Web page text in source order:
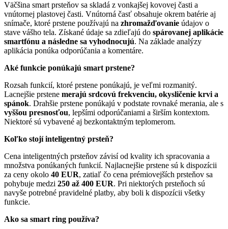
Väčšina smart prsteňov sa skladá z vonkajšej kovovej časti a
vnútornej plastovej časti. Vnútorná časť obsahuje okrem batérie aj
snímače, ktoré prstene používajú na zhromažďovanie údajov o
stave vášho tela. Získané údaje sa zdieľajú do spárovanej aplikácie
smartfónu a následne sa vyhodnocujú. Na základe analýzy
aplikácia ponúka odporúčania a komentáre.
Aké funkcie ponúkajú smart prstene?
Rozsah funkcií, ktoré prstene ponúkajú, je veľmi rozmanitý.
Lacnejšie prstene merajú srdcovú frekvenciu, okysličenie krvi a
spánok. Drahšie prstene ponúkajú v podstate rovnaké merania, ale s
vyššou presnosťou, lepšími odporúčaniami a širším kontextom.
Niektoré sú vybavené aj bezkontaktným teplomerom.
Koľko stojí inteligentný prsteň?
Cena inteligentných prsteňov závisí od kvality ich spracovania a
množstva ponúkaných funkcií. Najlacnejšie prstene sú k dispozícii
za ceny okolo 40 EUR, zatiaľ čo cena prémiovejších prsteňov sa
pohybuje medzi 250 až 400 EUR. Pri niektorých prsteňoch sú
navyše potrebné pravidelné platby, aby boli k dispozícii všetky
funkcie.
Ako sa smart ring používa?